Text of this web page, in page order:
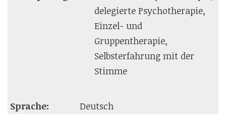
delegierte Psychotherapie,
Einzel- und
Gruppentherapie,
Selbsterfahrung mit der
Stimme
Sprache: Deutsch